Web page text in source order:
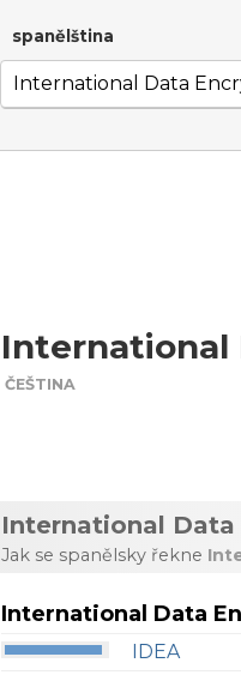
spanělština
International
ČEŠTINA
International
Jak se spanělsky řekne
International Data
IDEA